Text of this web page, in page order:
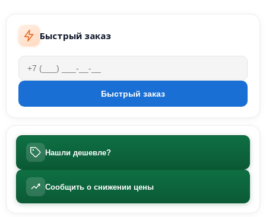
Быстрый заказ
Нашли дешевле?
Сообщить о снижении цены